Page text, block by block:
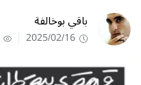
باقي بوخالفة
2025/02/16